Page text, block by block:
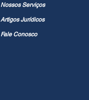
Nossos Serviços
Artigos Jurídicos
Fale Conosco